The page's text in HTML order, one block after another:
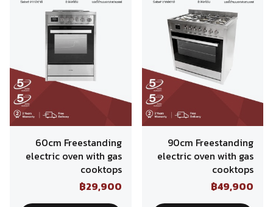
60cm Freestanding
electric oven with gas
cooktops
฿29,900
90cm Freestanding
electric oven with gas
cooktops
฿49,900